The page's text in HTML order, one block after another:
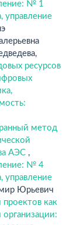
№ 1
управление
ресурсов
метод
АЭС ,
№ 4
управление
Юрьевич
как
организации: